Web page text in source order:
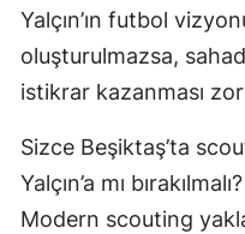
Yalçın’ın futbol
oluşturulmazsa,
istikrar kazanması
Sizce Beşiktaş’ta
Yalçın’a mı bırakılmalı?
Modern scouting